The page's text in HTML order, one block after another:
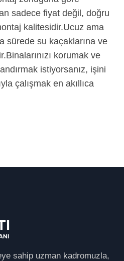
sadece fiyat değil, doğru
kalitesidir.Ucuz ama
sürede su kaçaklarına ve
Binalarınızı korumak ve
istiyorsanız, işini
çalışmak en akıllıca
sahip uzman kadromuzla,